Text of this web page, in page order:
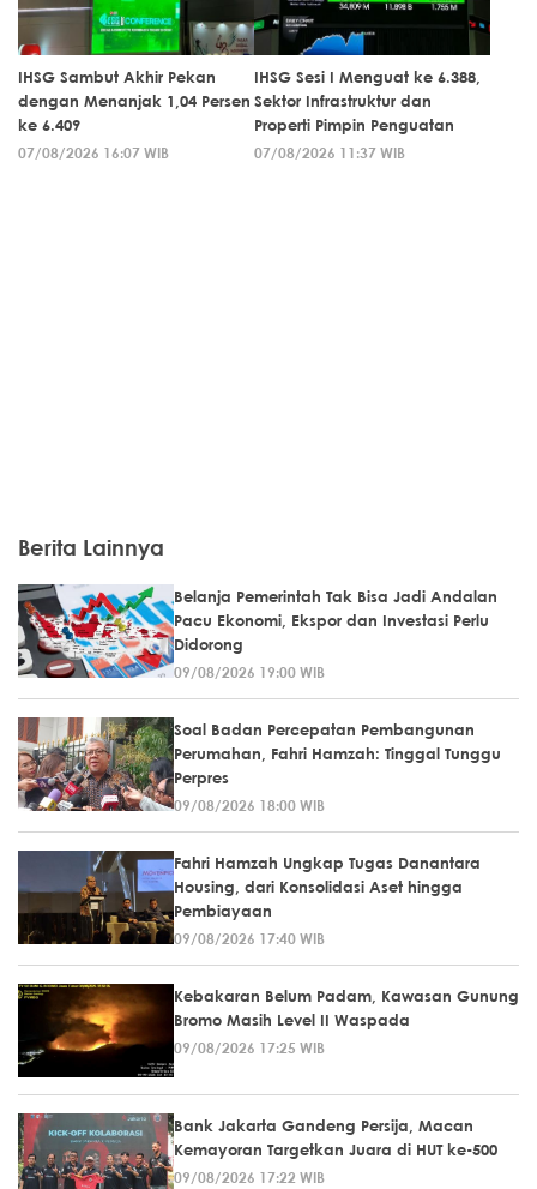
IHSG Sambut Akhir Pekan
dengan Menanjak 1,04 Persen
ke 6.409
07/08/2026 16:07 WIB
IHSG Sesi I Menguat ke 6.388,
Sektor Infrastruktur dan
Properti Pimpin Penguatan
07/08/2026 11:37 WIB
Berita Lainnya
Belanja Pemerintah Tak Bisa Jadi Andalan
Pacu Ekonomi, Ekspor dan Investasi Perlu
Didorong
09/08/2026 19:00 WIB
Soal Badan Percepatan Pembangunan
Perumahan, Fahri Hamzah: Tinggal Tunggu
Perpres
09/08/2026 18:00 WIB
Fahri Hamzah Ungkap Tugas Danantara
Housing, dari Konsolidasi Aset hingga
Pembiayaan
09/08/2026 17:40 WIB
Kebakaran Belum Padam, Kawasan Gunung
Bromo Masih Level II Waspada
09/08/2026 17:25 WIB
Bank Jakarta Gandeng Persija, Macan
Kemayoran Targetkan Juara di HUT ke-500
09/08/2026 17:22 WIB